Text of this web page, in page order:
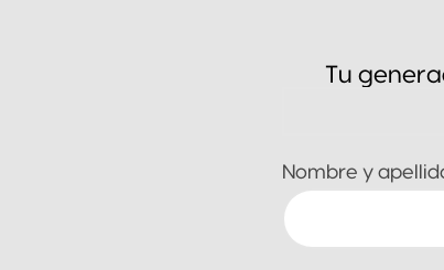
Tu
Nombre y